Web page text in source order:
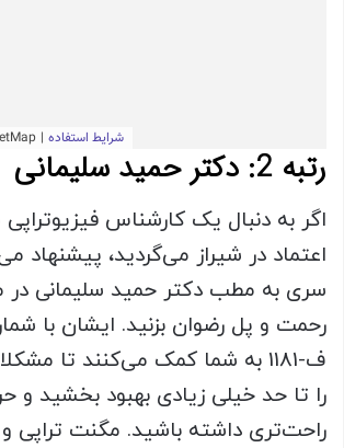
رتبه 2: دکتر حمید سلیمانی
اگر به دنبال یک کارشناس فیزیوتراپی
اعتماد در شیراز می‌گردید، پیشنهاد
سری به مطب دکتر حمید سلیمانی در
رحمت و پل رضوان بزنید. ایشان با
ف-1181 به شما کمک می‌کنند تا
را تا حد خیلی زیادی بهبود بخشید و
راحت‌تری داشته باشید. مگنت تراپی و